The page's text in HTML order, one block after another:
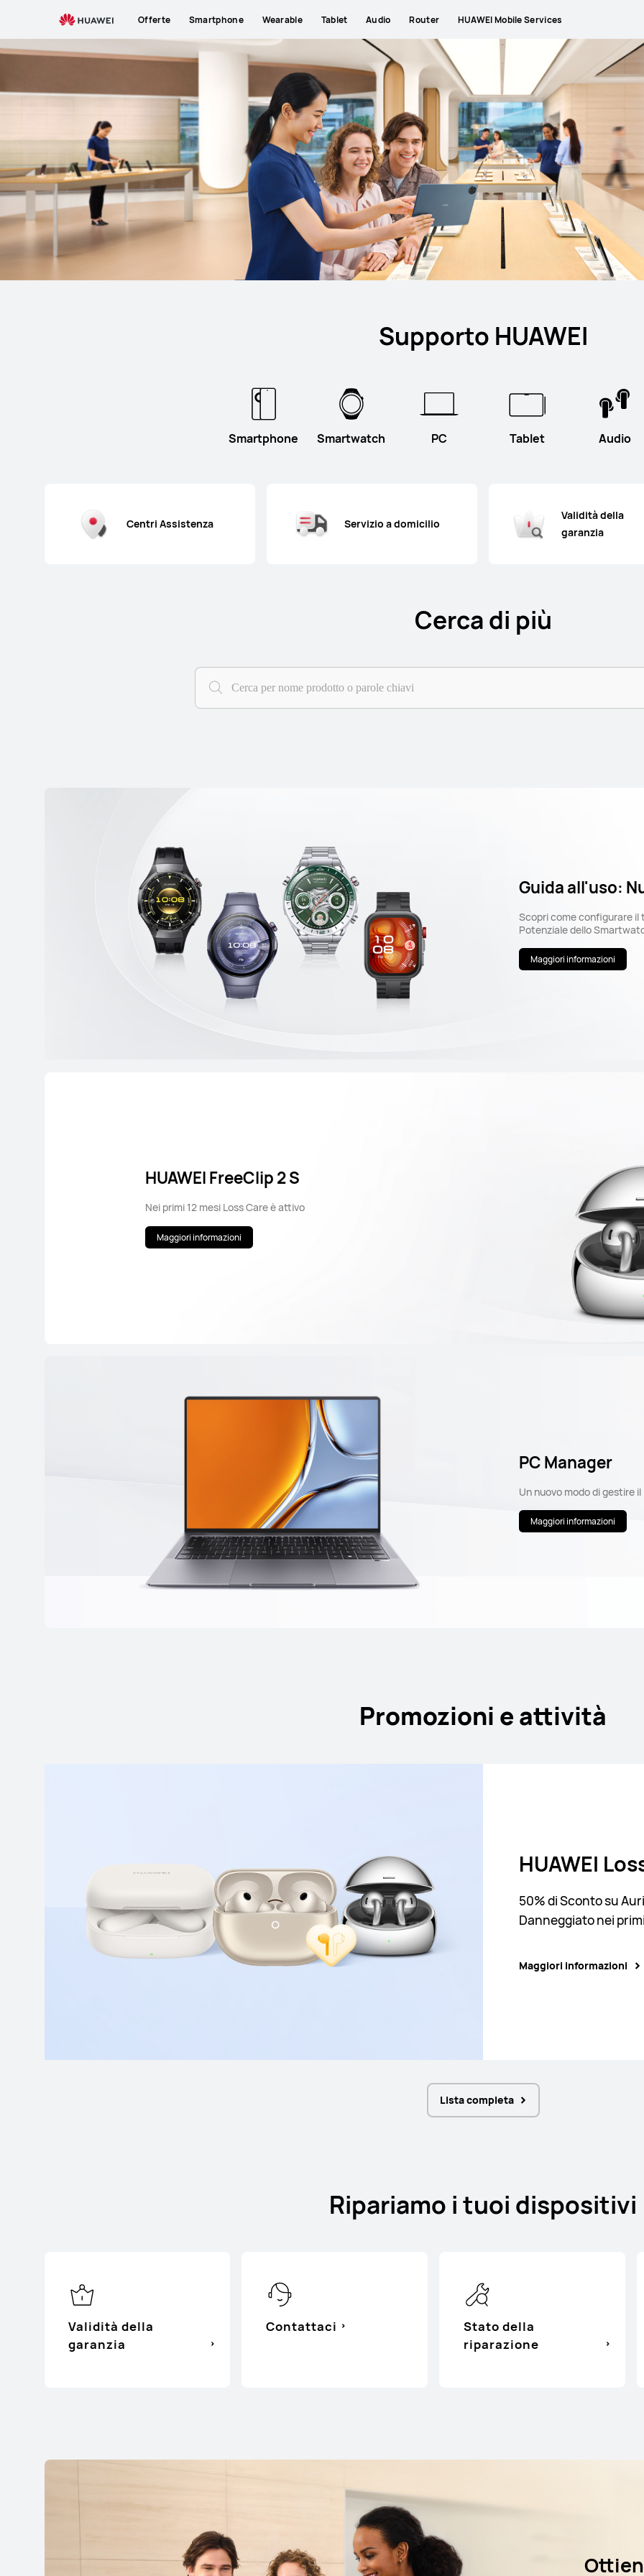
Offerte Smartphone Wearable Tablet Audio Router HUAWEI Mobile Services
Supporto HUAWEI
Smartphone Smartwatch PC Tablet Audio
Centri Assistenza Servizio a domicilio
Validità della
garanzia
Cerca di più
Guida all'uso:
Scopri come configurare il
Potenziale dello
Maggiori informazioni
HUAWEI FreeClip 2 S
Nei primi 12 mesi Loss Care è attivo
Maggiori informazioni
PC Manager
Un nuovo modo di gestire il
Maggiori informazioni
Promozioni e attività
PaperMatte
Pulizia e riduzione
graffi
Maggiori informazioni
HUAWEI Service Day
Maggiori informazioni
HUAWEI
50% di Sconto su
Danneggiato nei
Maggiori informazioni
Assistenza
Gratuita
Lista completa
Ripariamo i tuoi dispositivi
Validità della
garanzia
Contattaci
Stato della
riparazione